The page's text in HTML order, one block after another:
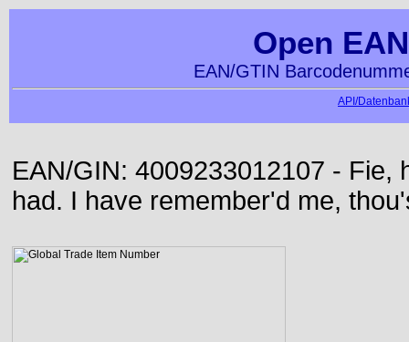
Open
EAN/GTIN
API/
EAN/GIN: 4009233012107 - Fie,
had. I have remember'd me,